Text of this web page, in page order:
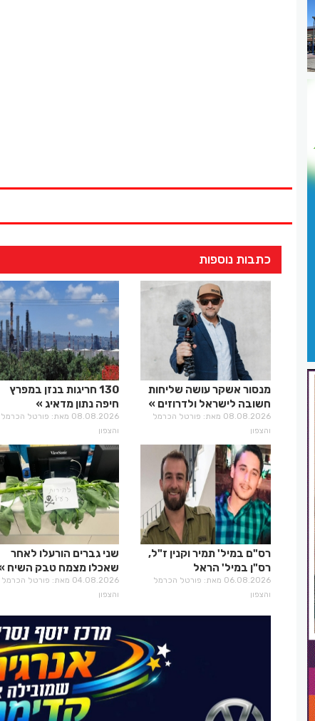
כתבות נוספות
מנסור אשקר עושה שליחות
חשובה לישראל ולדרוזים
08.08.2026 מאת: פורטל הכרמל
והצפון
130 חריגות בנזן במפרץ
חיפה נתון מדאיג
08.08.2026 מאת: פורטל הכרמל
והצפון
רס"ם במיל' תמיר וקנין ז"ל,
רס"ן במיל' הראל
בירנשטוק ז"ל06.08.2026 מאת: פורטל הכרמל
והצפון
שני גברים הורעלו לאחר
שאכלו מצמח טבק השיח
04.08.2026 מאת: פורטל הכרמל
והצפון